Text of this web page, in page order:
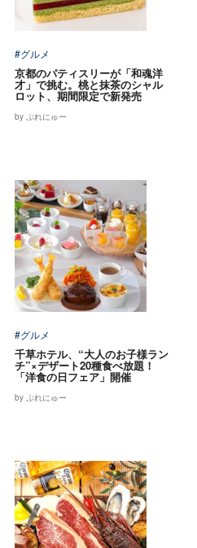
#グルメ
京都のパティスリーが「和魂洋
才」で挑む。桃と抹茶のシャル
ロット、期間限定で新発売
by ぷれにゅー
#グルメ
千草ホテル、“大人のお子様ラン
チ”×デザート20種食べ放題！
「洋食の日フェア」開催
by ぷれにゅー